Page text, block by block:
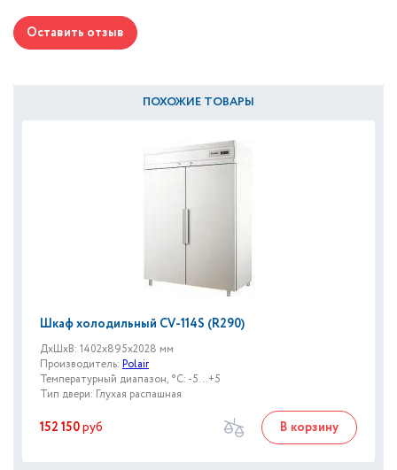
Оставить отзыв
ПОХОЖИЕ ТОВАРЫ
Шкаф холодильный CV-114S (R290)
ДxШxВ: 1402x895x2028 мм
Производитель: Polair
Температурный диапазон, °C: -5...+5
Тип двери: Глухая распашная
152 150руб В корзину